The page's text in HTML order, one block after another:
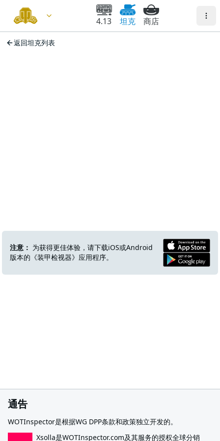
4.13 坦克 商店
返回坦克列表
注意： 为获得更佳体验，请下载iOS或Android
版本的《装甲检视器》应用程序。
通告
WOTInspector是根据WG DPP条款和政策独立开发的。
Xsolla是WOTInspector.com及其服务的授权全球分销